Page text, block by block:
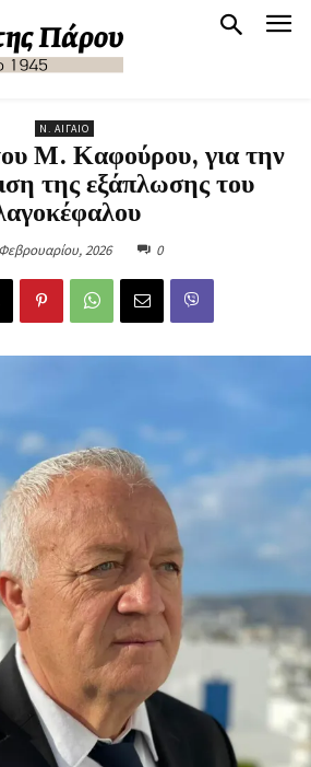
Ν. ΑΙΓΑΊΟ
Μ. Καφούρου, για την
της εξάπλωσης του
2026 0